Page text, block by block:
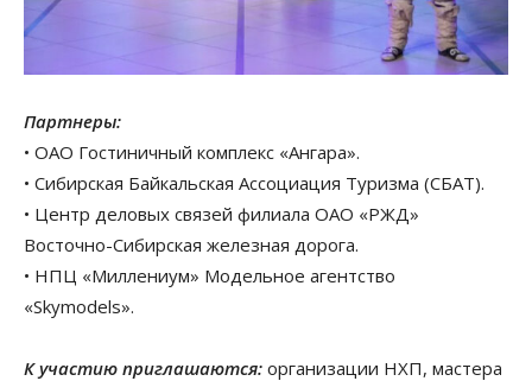
Партнеры:
• ОАО Гостиничный комплекс «Ангара».
• Сибирская Байкальская Ассоциация Туризма (СБАТ).
• Центр деловых связей филиала ОАО «РЖД»
Восточно-Сибирская железная дорога.
• НПЦ «Миллениум» Модельное агентство
«Skymodels».
К участию приглашаются: организации НХП, мастера